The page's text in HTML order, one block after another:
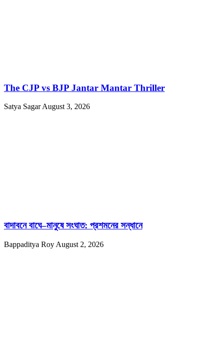
The CJP vs BJP Jantar Mantar Thriller
Satya SagarAugust 3, 2026
বাদাবনে বাঘে–মানুষে সংঘাত: প্রশমনের সন্ধানে
Bappaditya Roy August 2, 2026